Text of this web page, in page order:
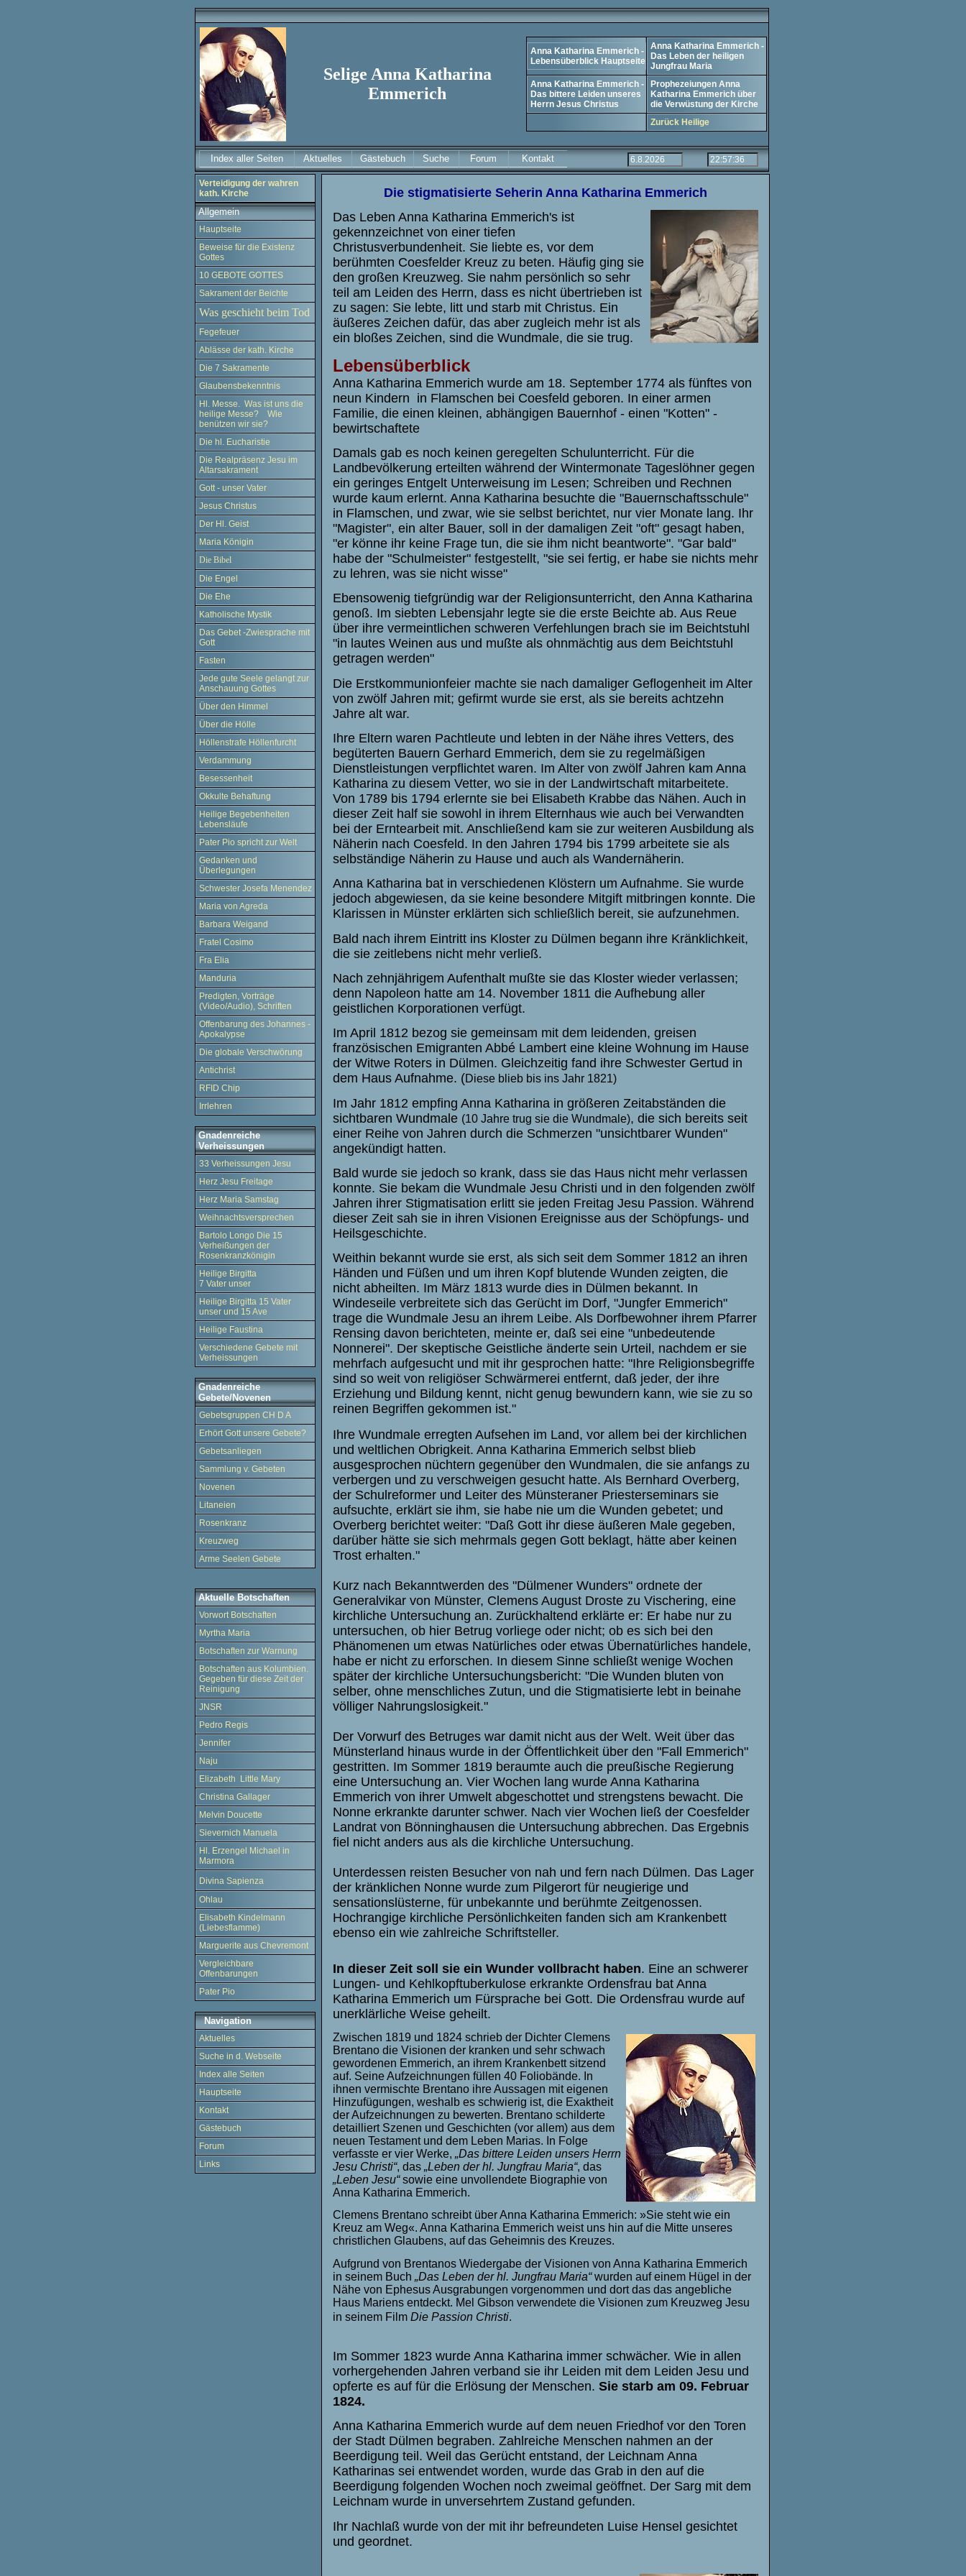
Selige Anna Katharina
Emmerich
Anna Katharina Emmerich -
Lebensüberblick Hauptseite
Anna Katharina Emmerich -
Das Leben der heiligen
Jungfrau Maria
Anna Katharina Emmerich -
Das bittere Leiden unseres
Herrn Jesus Christus
Prophezeiungen Anna
Katharina Emmerich über
die Verwüstung der Kirche
Zurück Heilige
Index aller Seiten Aktuelles Gästebuch Suche Forum Kontakt
Verteidigung der wahren
kath. Kirche
Allgemein
Hauptseite
Beweise für die Existenz
Gottes
10 GEBOTE GOTTES
Sakrament der Beichte
Was geschieht beim Tod
Fegefeuer
Ablässe der kath. Kirche
Die 7 Sakramente
Glaubensbekenntnis
Hl. Messe. Was ist uns die
heilige Messe? Wie
benützen wir sie?
Die hl. Eucharistie
Die Realpräsenz Jesu im
Altarsakrament
Gott - unser Vater
Jesus Christus
Der Hl. Geist
Maria Königin
Die Bibel
Die Engel
Die Ehe
Katholische Mystik
Das Gebet -Zwiesprache mit
Gott
Fasten
Jede gute Seele gelangt zur
Anschauung Gottes
Über den Himmel
Über die Hölle
Höllenstrafe Höllenfurcht
Verdammung
Besessenheit
Okkulte Behaftung
Heilige Begebenheiten
Lebensläufe
Pater Pio spricht zur Welt
Gedanken und
Überlegungen
Schwester Josefa Menendez
Maria von Agreda
Barbara Weigand
Fratel Cosimo
Fra Elia
Manduria
Predigten, Vorträge
(Video/Audio), Schriften
Offenbarung des Johannes -
Apokalypse
Die globale Verschwörung
Antichrist
RFID Chip
Irrlehren
Gnadenreiche
Verheissungen
33 Verheissungen Jesu
Herz Jesu Freitage
Herz Maria Samstag
Weihnachtsversprechen
Bartolo Longo Die 15
Verheißungen der
Rosenkranzkönigin
Heilige Birgitta
7 Vater unser
Heilige Birgitta 15 Vater
unser und 15 Ave
Heilige Faustina
Verschiedene Gebete mit
Verheissungen
Gnadenreiche
Gebete/Novenen
Gebetsgruppen CH D A
Erhört Gott unsere Gebete?
Gebetsanliegen
Sammlung v. Gebeten
Novenen
Litaneien
Rosenkranz
Kreuzweg
Arme Seelen Gebete
Aktuelle Botschaften
Vorwort Botschaften
Myrtha Maria
Botschaften zur Warnung
Botschaften aus Kolumbien.
Gegeben für diese Zeit der
Reinigung
JNSR
Pedro Regis
Jennifer
Naju
Elizabeth Little Mary
Christina Gallager
Melvin Doucette
Sievernich Manuela
Hl. Erzengel Michael in
Marmora
Divina Sapienza
Ohlau
Elisabeth Kindelmann
(Liebesflamme)
Marguerite aus Chevremont
Vergleichbare
Offenbarungen
Pater Pio
Navigation
Aktuelles
Suche in d. Webseite
Index alle Seiten
Hauptseite
Kontakt
Gästebuch
Forum
Links
Die stigmatisierte Seherin Anna Katharina Emmerich
Das Leben Anna Katharina Emmerich's ist
gekennzeichnet von einer tiefen
Christusverbundenheit. Sie liebte es, vor dem
berühmten Coesfelder Kreuz zu beten. Häufig ging sie
den großen Kreuzweg. Sie nahm persönlich so sehr
teil am Leiden des Herrn, dass es nicht übertrieben ist
zu sagen: Sie lebte, litt und starb mit Christus. Ein
äußeres Zeichen dafür, das aber zugleich mehr ist als
ein bloßes Zeichen, sind die Wundmale, die sie trug.
Lebensüberblick
Anna Katharina Emmerich wurde am 18. September 1774 als fünftes von
neun Kindern in Flamschen bei Coesfeld geboren. In einer armen
Familie, die einen kleinen, abhängigen Bauernhof - einen "Kotten" -
bewirtschaftete
Damals gab es noch keinen geregelten Schulunterricht. Für die
Landbevölkerung erteilten während der Wintermonate Tageslöhner gegen
ein geringes Entgelt Unterweisung im Lesen; Schreiben und Rechnen
wurde kaum erlernt. Anna Katharina besuchte die "Bauernschaftsschule"
in Flamschen, und zwar, wie sie selbst berichtet, nur vier Monate lang. Ihr
"Magister", ein alter Bauer, soll in der damaligen Zeit "oft" gesagt haben,
"er könne ihr keine Frage tun, die sie ihm nicht beantworte". "Gar bald"
habe der "Schulmeister" festgestellt, "sie sei fertig, er habe sie nichts mehr
zu lehren, was sie nicht wisse"
Ebensowenig tiefgründig war der Religionsunterricht, den Anna Katharina
genoß. Im siebten Lebensjahr legte sie die erste Beichte ab. Aus Reue
über ihre vermeintlichen schweren Verfehlungen brach sie im Beichtstuhl
"in lautes Weinen aus und mußte als ohnmächtig aus dem Beichtstuhl
getragen werden"
Die Erstkommunionfeier machte sie nach damaliger Geflogenheit im Alter
von zwölf Jahren mit; gefirmt wurde sie erst, als sie bereits achtzehn
Jahre alt war.
Ihre Eltern waren Pachtleute und lebten in der Nähe ihres Vetters, des
begüterten Bauern Gerhard Emmerich, dem sie zu regelmäßigen
Dienstleistungen verpflichtet waren. Im Alter von zwölf Jahren kam Anna
Katharina zu diesem Vetter, wo sie in der Landwirtschaft mitarbeitete.
Von 1789 bis 1794 erlernte sie bei Elisabeth Krabbe das Nähen. Auch in
dieser Zeit half sie sowohl in ihrem Elternhaus wie auch bei Verwandten
bei der Erntearbeit mit. Anschließend kam sie zur weiteren Ausbildung als
Näherin nach Coesfeld. In den Jahren 1794 bis 1799 arbeitete sie als
selbständige Näherin zu Hause und auch als Wandernäherin.
Anna Katharina bat in verschiedenen Klöstern um Aufnahme. Sie wurde
jedoch abgewiesen, da sie keine besondere Mitgift mitbringen konnte. Die
Klarissen in Münster erklärten sich schließlich bereit, sie aufzunehmen.
Bald nach ihrem Eintritt ins Kloster zu Dülmen begann ihre Kränklichkeit,
die sie zeitlebens nicht mehr verließ.
Nach zehnjährigem Aufenthalt mußte sie das Kloster wieder verlassen;
denn Napoleon hatte am 14. November 1811 die Aufhebung aller
geistlichen Korporationen verfügt.
Im April 1812 bezog sie gemeinsam mit dem leidenden, greisen
französischen Emigranten Abbé Lambert eine kleine Wohnung im Hause
der Witwe Roters in Dülmen. Gleichzeitig fand ihre Schwester Gertud in
dem Haus Aufnahme. (Diese blieb bis ins Jahr 1821)
Im Jahr 1812 empfing Anna Katharina in größeren Zeitabständen die
sichtbaren Wundmale (10 Jahre trug sie die Wundmale), die sich bereits seit
einer Reihe von Jahren durch die Schmerzen "unsichtbarer Wunden"
angekündigt hatten.
Bald wurde sie jedoch so krank, dass sie das Haus nicht mehr verlassen
konnte. Sie bekam die Wundmale Jesu Christi und in den folgenden zwölf
Jahren ihrer Stigmatisation erlitt sie jeden Freitag Jesu Passion. Während
dieser Zeit sah sie in ihren Visionen Ereignisse aus der Schöpfungs- und
Heilsgeschichte.
Weithin bekannt wurde sie erst, als sich seit dem Sommer 1812 an ihren
Händen und Füßen und um ihren Kopf blutende Wunden zeigten, die
nicht abheilten. Im März 1813 wurde dies in Dülmen bekannt. In
Windeseile verbreitete sich das Gerücht im Dorf, "Jungfer Emmerich"
trage die Wundmale Jesu an ihrem Leibe. Als Dorfbewohner ihrem Pfarrer
Rensing davon berichteten, meinte er, daß sei eine "unbedeutende
Nonnerei". Der skeptische Geistliche änderte sein Urteil, nachdem er sie
mehrfach aufgesucht und mit ihr gesprochen hatte: "Ihre Religionsbegriffe
sind so weit von religiöser Schwärmerei entfernt, daß jeder, der ihre
Erziehung und Bildung kennt, nicht genug bewundern kann, wie sie zu so
reinen Begriffen gekommen ist."
Ihre Wundmale erregten Aufsehen im Land, vor allem bei der kirchlichen
und weltlichen Obrigkeit. Anna Katharina Emmerich selbst blieb
ausgesprochen nüchtern gegenüber den Wundmalen, die sie anfangs zu
verbergen und zu verschweigen gesucht hatte. Als Bernhard Overberg,
der Schulreformer und Leiter des Münsteraner Priesterseminars sie
aufsuchte, erklärt sie ihm, sie habe nie um die Wunden gebetet; und
Overberg berichtet weiter: "Daß Gott ihr diese äußeren Male gegeben,
darüber hätte sie sich mehrmals gegen Gott beklagt, hätte aber keinen
Trost erhalten."
Kurz nach Bekanntwerden des "Dülmener Wunders" ordnete der
Generalvikar von Münster, Clemens August Droste zu Vischering, eine
kirchliche Untersuchung an. Zurückhaltend erklärte er: Er habe nur zu
untersuchen, ob hier Betrug vorliege oder nicht; ob es sich bei den
Phänomenen um etwas Natürliches oder etwas Übernatürliches handele,
habe er nicht zu erforschen. In diesem Sinne schließt wenige Wochen
später der kirchliche Untersuchungsbericht: "Die Wunden bluten von
selber, ohne menschliches Zutun, und die Stigmatisierte lebt in beinahe
völliger Nahrungslosigkeit."
Der Vorwurf des Betruges war damit nicht aus der Welt. Weit über das
Münsterland hinaus wurde in der Öffentlichkeit über den "Fall Emmerich"
gestritten. Im Sommer 1819 beraumte auch die preußische Regierung
eine Untersuchung an. Vier Wochen lang wurde Anna Katharina
Emmerich von ihrer Umwelt abgeschottet und strengstens bewacht. Die
Nonne erkrankte darunter schwer. Nach vier Wochen ließ der Coesfelder
Landrat von Bönninghausen die Untersuchung abbrechen. Das Ergebnis
fiel nicht anders aus als die kirchliche Untersuchung.
Unterdessen reisten Besucher von nah und fern nach Dülmen. Das Lager
der kränklichen Nonne wurde zum Pilgerort für neugierige und
sensationslüsterne, für unbekannte und berühmte Zeitgenossen.
Hochrangige kirchliche Persönlichkeiten fanden sich am Krankenbett
ebenso ein wie zahlreiche Schriftsteller.
In dieser Zeit soll sie ein Wunder vollbracht haben. Eine an schwerer
Lungen- und Kehlkopftuberkulose erkrankte Ordensfrau bat Anna
Katharina Emmerich um Fürsprache bei Gott. Die Ordensfrau wurde auf
unerklärliche Weise geheilt.
Zwischen 1819 und 1824 schrieb der Dichter Clemens
Brentano die Visionen der kranken und sehr schwach
gewordenen Emmerich, an ihrem Krankenbett sitzend
auf. Seine Aufzeichnungen füllen 40 Foliobände. In
ihnen vermischte Brentano ihre Aussagen mit eigenen
Hinzufügungen, weshalb es schwierig ist, die Exaktheit
der Aufzeichnungen zu bewerten. Brentano schilderte
detailliert Szenen und Geschichten (vor allem) aus dem
neuen Testament und dem Leben Marias. In Folge
verfasste er vier Werke, „Das bittere Leiden unsers Herrn
Jesu Christi“, das „Leben der hl. Jungfrau Maria“, das
„Leben Jesu“sowie eine unvollendete Biographie von
Anna Katharina Emmerich.
Clemens Brentano schreibt über Anna Katharina Emmerich: »Sie steht wie ein
Kreuz am Weg«. Anna Katharina Emmerich weist uns hin auf die Mitte unseres
christlichen Glaubens, auf das Geheimnis des Kreuzes.
Aufgrund von Brentanos Wiedergabe der Visionen von Anna Katharina Emmerich
in seinem Buch „Das Leben der hl. Jungfrau Maria“wurden auf einem Hügel in der
Nähe von Ephesus Ausgrabungen vorgenommen und dort das das angebliche
Haus Mariens entdeckt. Mel Gibson verwendete die Visionen zum Kreuzweg Jesu
in seinem Film Die Passion Christi.
Im Sommer 1823 wurde Anna Katharina immer schwächer. Wie in allen
vorhergehenden Jahren verband sie ihr Leiden mit dem Leiden Jesu und
opferte es auf für die Erlösung der Menschen. Sie starb am 09. Februar
1824.
Anna Katharina Emmerich wurde auf dem neuen Friedhof vor den Toren
der Stadt Dülmen begraben. Zahlreiche Menschen nahmen an der
Beerdigung teil. Weil das Gerücht entstand, der Leichnam Anna
Katharinas sei entwendet worden, wurde das Grab in den auf die
Beerdigung folgenden Wochen noch zweimal geöffnet. Der Sarg mit dem
Leichnam wurde in unversehrtem Zustand gefunden.
Ihr Nachlaß wurde von der mit ihr befreundeten Luise Hensel gesichtet
und geordnet.